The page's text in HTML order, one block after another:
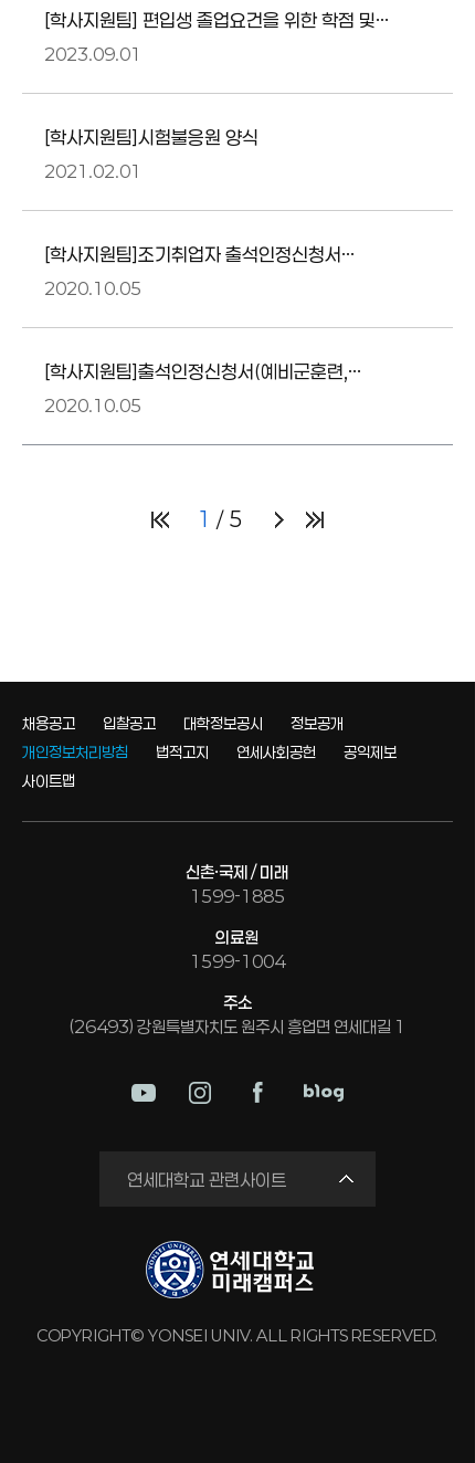
[학사지원팀] 편입생 졸업요건을 위한 학점 및
과목 인정원
2023.09.01
[학사지원팀]시험불응원 양식
2021.02.01
[학사지원팀]조기취업자 출석인정신청서
(조기취업계)
2020.10.05
[학사지원팀]출석인정신청서(예비군훈련,
교육실습, 생리결석, 재난위기, 총장승인행사,
2020.10.05
1 5
채용공고 입찰공고 대학정보공시
정보공개
개인정보처리방침
법적고지 연세사회공헌
공익제보
사이트맵
신촌·국제 / 미래
1599-1885
의료원
1599-1004
주소
(26493) 강원특별자치도 원주시 흥업면 연세대길 1
COPYRIGHT© YONSEI UNIV. ALL RIGHTS RESERVED.
연세대학교 관련사이트
미래평생교육원
연구실 안전관리시스템
세브란스병원
강남세브란스병원